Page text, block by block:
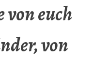
euch
von